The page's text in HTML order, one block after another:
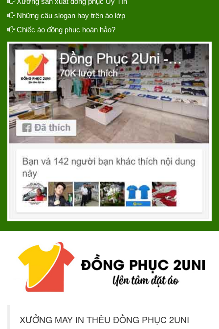
Những câu slogan hay trên áo lớp
Chiếc áo đồng phục hoàn hảo?
XƯỞNG MAY IN THÊU ĐỒNG PHỤC 2UNI